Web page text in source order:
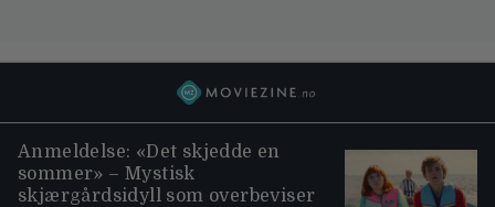
Anmeldelse: «Det skjedde en
sommer» – Mystisk
skjærgårdsidyll som overbeviser